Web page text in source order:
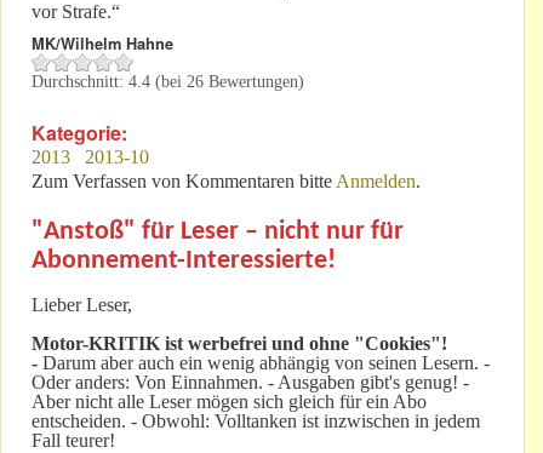
vor Strafe.“
MK/Wilhelm Hahne
Durchschnitt: 4.4 (bei 26 Bewertungen)
Kategorie:
2013
2013-10
Zum Verfassen von Kommentaren bitte Anmelden.
"Anstoß" für Leser – nicht nur für
Abonnement-Interessierte!
Lieber Leser,
Motor-KRITIK ist werbefrei und ohne "Cookies"!
- Darum aber auch ein wenig abhängig von seinen Lesern. -
Oder anders: Von Einnahmen. - Ausgaben gibt's genug! -
Aber nicht alle Leser mögen sich gleich für ein Abo
entscheiden. - Obwohl: Volltanken ist inzwischen in jedem
Fall teurer!